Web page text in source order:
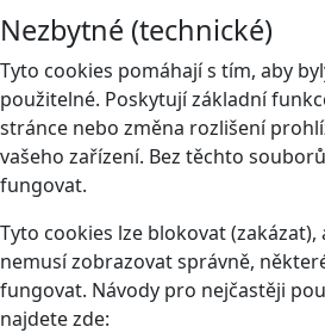
Nezbytné (technické)
Tyto cookies pomáhají s tím, aby
použitelné. Poskytují základní
stránce nebo změna rozlišení
vašeho zařízení. Bez těchto
fungovat.
Tyto cookies lze blokovat (zakázat),
nemusí zobrazovat správně,
fungovat. Návody pro nejčastěji
najdete zde: